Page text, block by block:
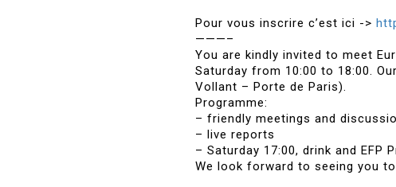
Pour vous inscrire c’est ici ->
———–
You are kindly invited to meet
Saturday from 10:00 to 18:00.
Vollant – Porte de Paris).
Programme:
– friendly meetings and
– live reports
– Saturday 17:00, drink and EFP
We look forward to seeing you